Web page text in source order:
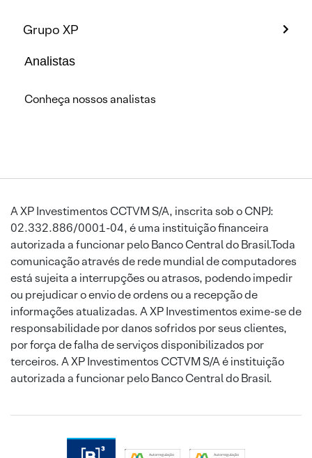
Grupo XP
Analistas
Conheça nossos analistas
A XP Investimentos CCTVM S/A, inscrita sob o CNPJ:
02.332.886/0001-04, é uma instituição financeira
autorizada a funcionar pelo Banco Central do Brasil.Toda
comunicação através de rede mundial de computadores
está sujeita a interrupções ou atrasos, podendo impedir
ou prejudicar o envio de ordens ou a recepção de
informações atualizadas. A XP Investimentos exime-se de
responsabilidade por danos sofridos por seus clientes,
por força de falha de serviços disponibilizados por
terceiros. A XP Investimentos CCTVM S/A é instituição
autorizada a funcionar pelo Banco Central do Brasil.